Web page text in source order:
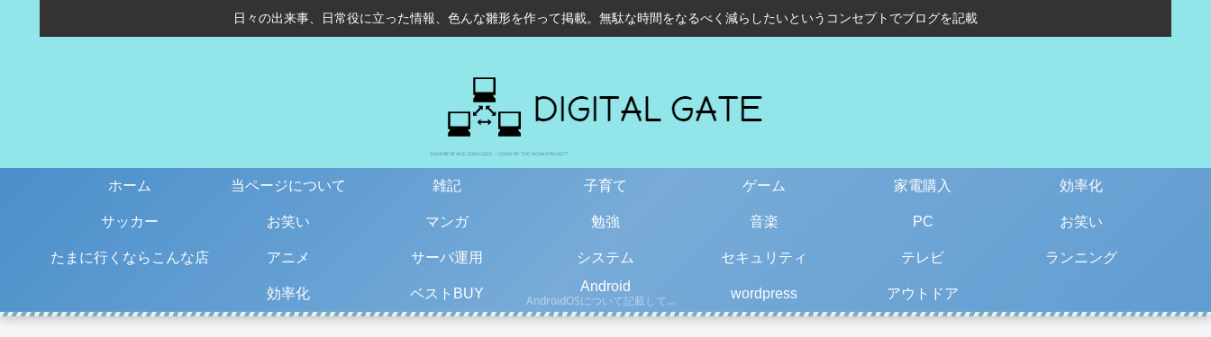
日々の出来事、日常役に立った情報、色んな雛形を作って掲載。無駄な時間をなるべく減らしたいというコンセプトでブログを記載
ホーム 当ページについて 雑記 子育て ゲーム 家電購入 効率化
サッカー お笑い マンガ 勉強 音楽 PC お笑い
たまに行くならこんな店 アニメ サーバ運用 システム セキュリティ テレビ ランニング
効率化 ベストBUY
Android
AndroidOSについて記載しています。古い情報もあるので、更新日を確認して下さい。
wordpress アウトドア